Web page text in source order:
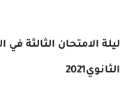
ليلة الامتحان الثالثة
الثانوي2021